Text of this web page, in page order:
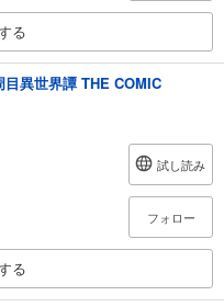
る
異世界譚 THE COMIC
試し読み
フォロー
る